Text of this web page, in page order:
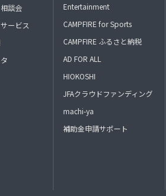
談会
ービス
Entertainment
CAMPFIRE for Sports
CAMPFIRE ふるさと納税
AD FOR ALL
HIOKOSHI
JFAクラウドファンディング
machi-ya
補助金申請サポート